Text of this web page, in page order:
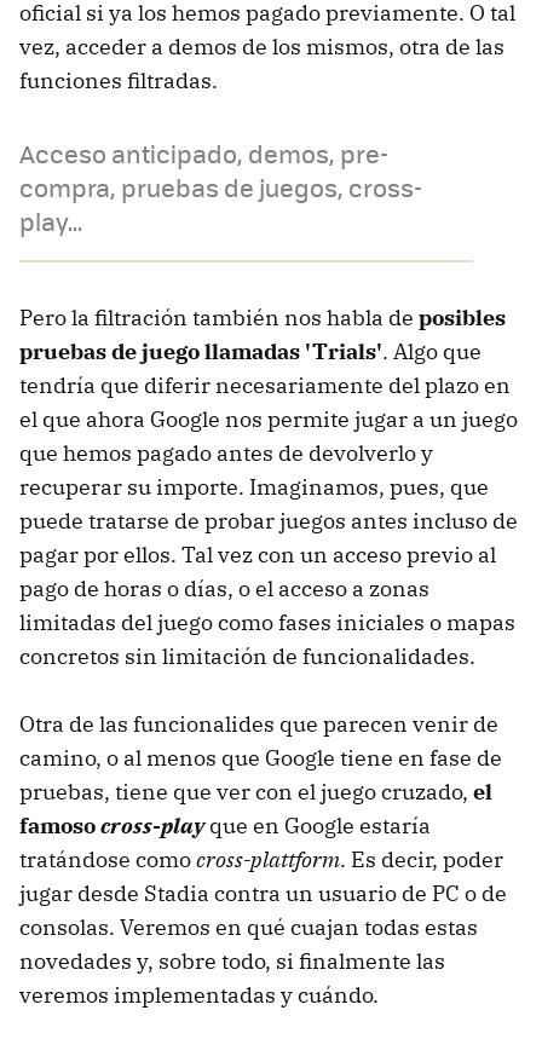
oficial si ya los hemos pagado previamente. O tal
vez, acceder a demos de los mismos, otra de las
funciones filtradas.
Acceso anticipado, demos, pre-
compra, pruebas de juegos, cross-
play...
Pero la filtración también nos habla de posibles
pruebas de juego llamadas 'Trials'. Algo que
tendría que diferir necesariamente del plazo en
el que ahora Google nos permite jugar a un juego
que hemos pagado antes de devolverlo y
recuperar su importe. Imaginamos, pues, que
puede tratarse de probar juegos antes incluso de
pagar por ellos. Tal vez con un acceso previo al
pago de horas o días, o el acceso a zonas
limitadas del juego como fases iniciales o mapas
concretos sin limitación de funcionalidades.
Otra de las funcionalides que parecen venir de
camino, o al menos que Google tiene en fase de
pruebas, tiene que ver con el juego cruzado, el
famosocross-playque en Google estaría
tratándose comocross-plattform. Es decir, poder
jugar desde Stadia contra un usuario de PC o de
consolas. Veremos en qué cuajan todas estas
novedades y, sobre todo, si finalmente las
veremos implementadas y cuándo.